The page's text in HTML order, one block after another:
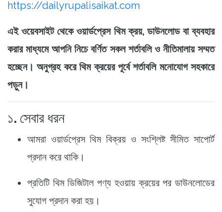
https://dailyrupalisaikat.com
এই ওয়েবসাইট থেকে ওয়ার্ডপ্রেস থিম ক্রয়, ডাউনলোড বা ব্যবহার
করার মাধ্যমে আপনি নিচে বর্ণিত সকল শর্তাবলি ও নীতিমালায় সম্মত
হচ্ছেন। অনুগ্রহ করে থিম ক্রয়ের পূর্বে শর্তাবলি মনোযোগ সহকারে
পড়ুন।
১. সেবার ধরন
আমরা ওয়ার্ডপ্রেস থিম বিক্রয় ও সংশ্লিষ্ট সীমিত সাপোর্ট
প্রদান করে থাকি।
প্রতিটি থিম ডিজিটাল পণ্য হওয়ায় ক্রয়ের পর ডাউনলোডের
সুযোগ প্রদান করা হয়।